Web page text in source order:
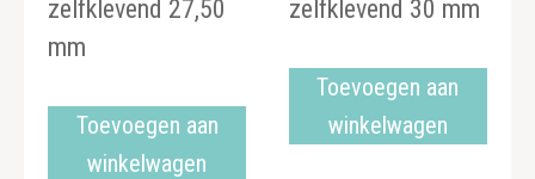
zelfklevend 27,50
mm
Toevoegen aan
winkelwagen
zelfklevend 30 mm
Toevoegen aan
winkelwagen